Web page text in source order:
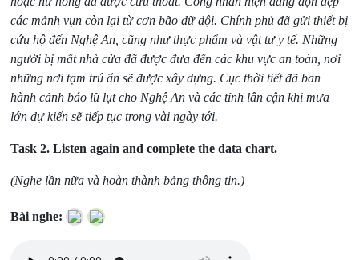
các mảnh vụn còn lại từ cơn bão dữ dội. Chính phủ đã gửi thiết bị
cứu hộ đến Nghệ An, cũng như thực phẩm và vật tư y tế. Những
người bị mất nhà cửa đã được đưa đến các khu vực an toàn, nơi
những nơi tạm trú ẩn sẽ được xây dựng. Cục thời tiết đã ban
hành cảnh báo lũ lụt cho Nghệ An và các tỉnh lân cận khi mưa
lớn dự kiến sẽ tiếp tục trong vài ngày tới.
Task 2. Listen again and complete the data chart.
(Nghe lần nữa và hoàn thành bảng thông tin.)
Bài nghe: